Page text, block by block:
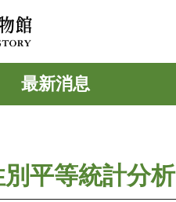
最新消息
別平等統計分析